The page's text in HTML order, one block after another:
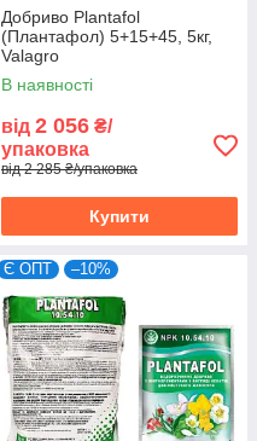
Добриво Plantafol
(Плантафол) 5+15+45, 5кг,
Valagro
В наявності
від 2 056 ₴/
упаковка
від 2 285 ₴/упаковка
Купити
Є ОПТ –10%